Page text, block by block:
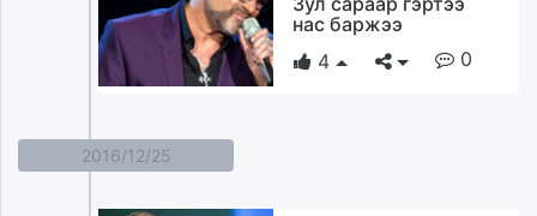
24tsag.mn
shuud.mn
нас баржээ
4
0
2016/12/25